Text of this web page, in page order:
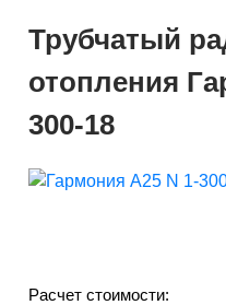
Трубчатый
отопления
300-18
Расчет стоимости: